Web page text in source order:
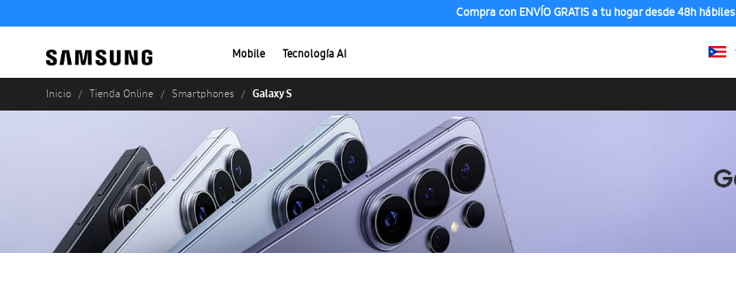
Compra con ENVÍO GRATIS a tu hogar desde 48h hábiles
Mobile Tecnología AI
Inicio Tienda Online Smartphones Galaxy S